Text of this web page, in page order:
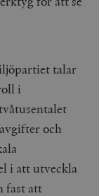
talar
i
och
i att utveckla
fast att